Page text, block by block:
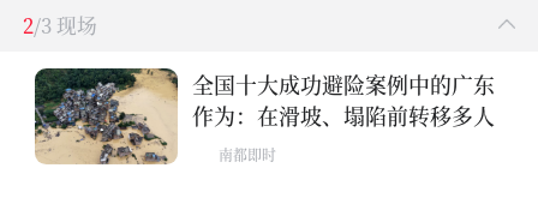
2/3 现场
全国十大成功避险案例中的广东
作为：在滑坡、塌陷前转移多人
南都即时